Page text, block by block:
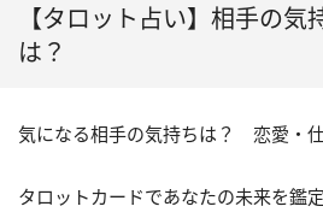
【タロット占い】相手の
は？
気になる相手の気持ちは？ 恋愛・
タロットカードであなたの未来を鑑定